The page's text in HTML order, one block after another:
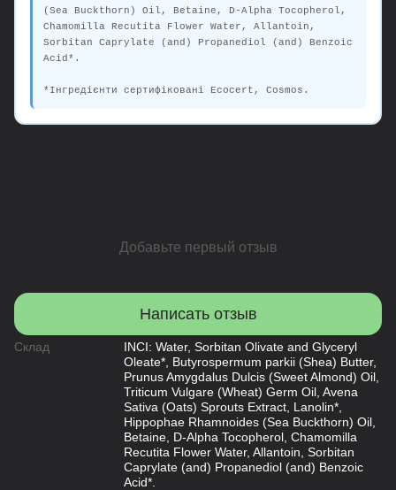
(Sea Buckthorn) Oil, Betaine, D-Alpha Tocopherol,
Chamomilla Recutita Flower Water, Allantoin,
Sorbitan Caprylate (and) Propanediol (and) Benzoic
Acid*.
*Інгредієнти сертифіковані Ecocert, Cosmos.
Добавьте первый отзыв
Написать отзыв
Склад
INCI: Water, Sorbitan Olivate and Glyceryl
Oleate*, Butyrospermum parkii (Shea) Butter,
Prunus Amygdalus Dulcis (Sweet Almond) Oil,
Triticum Vulgare (Wheat) Germ Oil, Avena
Sativa (Oats) Sprouts Extract, Lanolin*,
Hippophae Rhamnoides (Sea Buckthorn) Oil,
Betaine, D-Alpha Tocopherol, Chamomilla
Recutita Flower Water, Allantoin, Sorbitan
Caprylate (and) Propanediol (and) Benzoic
Acid*.